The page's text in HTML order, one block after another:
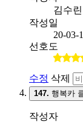
김수린
작성일
20-03-
선호도
수정 삭제
147. 행복카
작성자